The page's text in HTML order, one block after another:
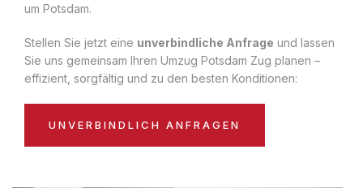
um Potsdam.
Stellen Sie jetzt eine unverbindliche Anfrage und lassen
Sie uns gemeinsam Ihren Umzug Potsdam Zug planen –
effizient, sorgfältig und zu den besten Konditionen:
UNVERBINDLICH ANFRAGEN